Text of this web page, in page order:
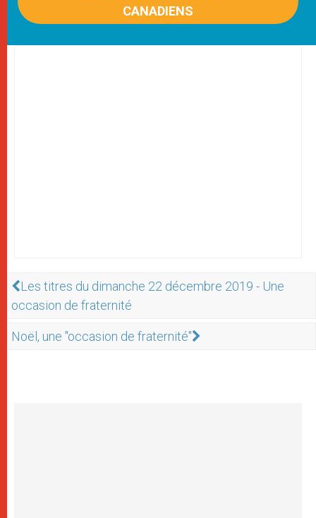
CANADIENS
Les titres du dimanche 22 décembre 2019 - Une
occasion de fraternité
Noël, une "occasion de fraternité"